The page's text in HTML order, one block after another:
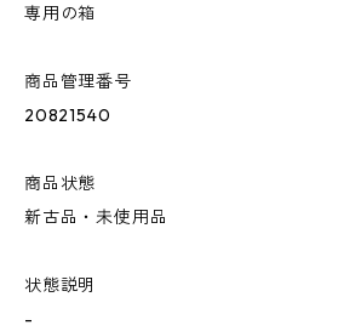
専用の箱
商品管理番号
20821540
商品状態
新古品・未使用品
状態説明
-